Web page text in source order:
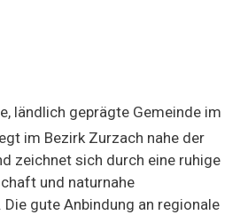
ländlich geprägte Gemeinde im
im Bezirk Zurzach nahe der
zeichnet sich durch eine ruhige
und naturnahe
gute Anbindung an regionale